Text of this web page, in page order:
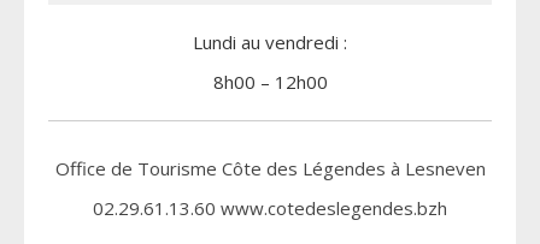
Lundi au vendredi :
8h00 – 12h00
Office de Tourisme Côte des Légendes à Lesneven
02.29.61.13.60 www.cotedeslegendes.bzh